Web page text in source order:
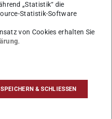
VisCodeBuild untersucht das
Verhalten von
„Statistik“ die
Statistik-Software
von Cookies erhalten Sie
.
SPEICHERN & SCHLIESSEN